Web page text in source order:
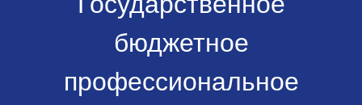
бюджетное
профессиональное